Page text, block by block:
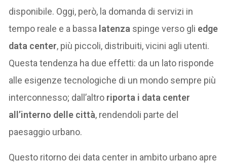
disponibile. Oggi, però, la domanda di servizi in
tempo reale e a bassa latenza spinge verso gli edge
data center, più piccoli, distribuiti, vicini agli utenti.
Questa tendenza ha due effetti: da un lato risponde
alle esigenze tecnologiche di un mondo sempre più
interconnesso; dall’altro riporta i data center
all’interno delle città, rendendoli parte del
paesaggio urbano.
Questo ritorno dei data center in ambito urbano apre